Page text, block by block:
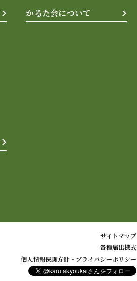
かるた会について
サイトマップ
各種届出様式
個人情報保護方針・プライバシーポリシー